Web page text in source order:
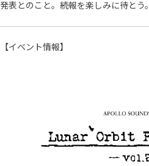
発表とのこと。続報を楽しみに待とう。
【イベント情報】